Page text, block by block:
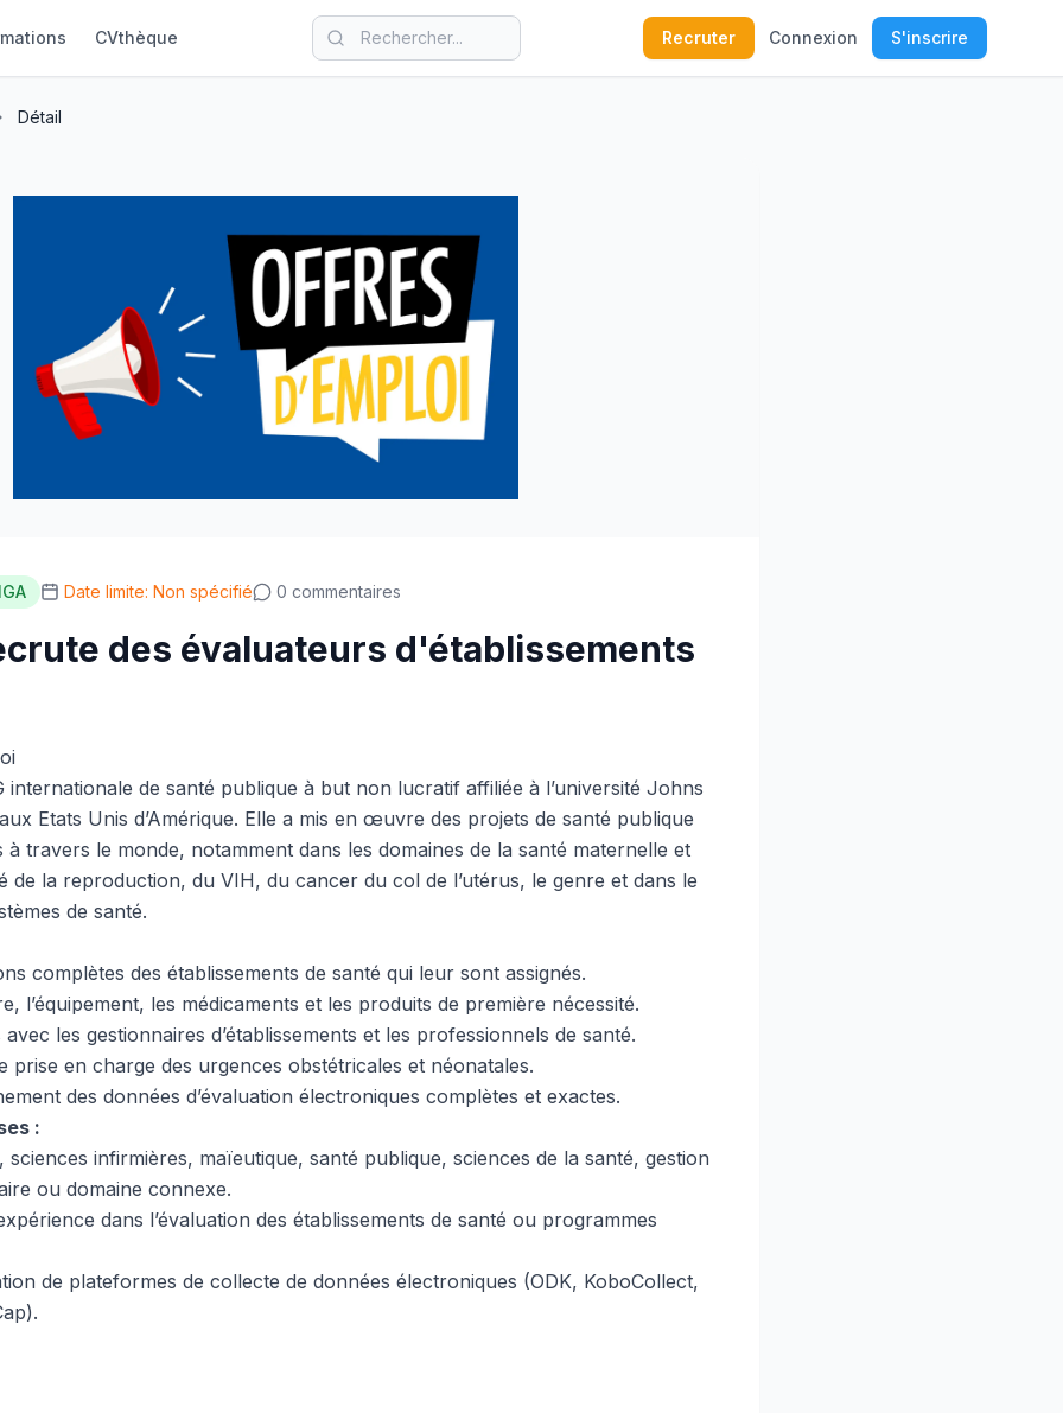
CVthèque Recruter Connexion S'inscrire
Détail
Date limite: Non spécifié 0 commentaires
des évaluateurs d'établissements
internationale de santé publique à but non lucratif affiliée à l’université Johns
Etats Unis d’Amérique. Elle a mis en œuvre des projets de santé publique
travers le monde, notamment dans les domaines de la santé maternelle et
de la reproduction, du VIH, du cancer du col de l’utérus, le genre et dans le
de santé.
complètes des établissements de santé qui leur sont assignés.
l’équipement, les médicaments et les produits de première nécessité.
les gestionnaires d’établissements et les professionnels de santé.
prise en charge des urgences obstétricales et néonatales.
des données d’évaluation électroniques complètes et exactes.
:
sciences infirmières, maïeutique, santé publique, sciences de la santé, gestion
ou domaine connexe.
dans l’évaluation des établissements de santé ou programmes
de plateformes de collecte de données électroniques (ODK, KoboCollect,